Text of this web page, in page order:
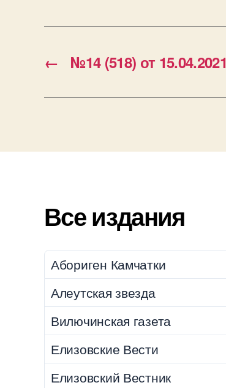
← №14 (518) от 15.04.2021
Все издания
Абориген Камчатки
Алеутская звезда
Вилючинская газета
Елизовские Вести
Елизовский Вестник